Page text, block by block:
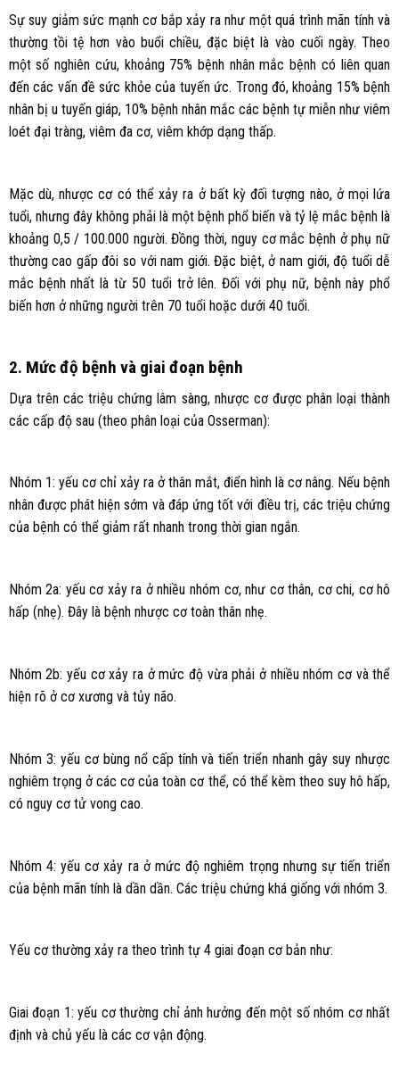
Sự suy giảm sức mạnh cơ bắp xảy ra như một quá trình mãn tính và
thường tồi tệ hơn vào buổi chiều, đặc biệt là vào cuối ngày. Theo
một số nghiên cứu, khoảng 75% bệnh nhân mắc bệnh có liên quan
đến các vấn đề sức khỏe của tuyến ức. Trong đó, khoảng 15% bệnh
nhân bị u tuyến giáp, 10% bệnh nhân mắc các bệnh tự miễn như viêm
loét đại tràng, viêm đa cơ, viêm khớp dạng thấp.
Mặc dù, nhược cơ có thể xảy ra ở bất kỳ đối tượng nào, ở mọi lứa
tuổi, nhưng đây không phải là một bệnh phổ biến và tỷ lệ mắc bệnh là
khoảng 0,5 / 100.000 người. Đồng thời, nguy cơ mắc bệnh ở phụ nữ
thường cao gấp đôi so với nam giới. Đặc biệt, ở nam giới, độ tuổi dễ
mắc bệnh nhất là từ 50 tuổi trở lên. Đối với phụ nữ, bệnh này phổ
biến hơn ở những người trên 70 tuổi hoặc dưới 40 tuổi.
2. Mức độ bệnh và giai đoạn bệnh
Dựa trên các triệu chứng lâm sàng, nhược cơ được phân loại thành
các cấp độ sau (theo phân loại của Osserman):
Nhóm 1: yếu cơ chỉ xảy ra ở thân mắt, điển hình là cơ nâng. Nếu bệnh
nhân được phát hiện sớm và đáp ứng tốt với điều trị, các triệu chứng
của bệnh có thể giảm rất nhanh trong thời gian ngắn.
Nhóm 2a: yếu cơ xảy ra ở nhiều nhóm cơ, như cơ thân, cơ chi, cơ hô
hấp (nhẹ). Đây là bệnh nhược cơ toàn thân nhẹ.
Nhóm 2b: yếu cơ xảy ra ở mức độ vừa phải ở nhiều nhóm cơ và thể
hiện rõ ở cơ xương và tủy não.
Nhóm 3: yếu cơ bùng nổ cấp tính và tiến triển nhanh gây suy nhược
nghiêm trọng ở các cơ của toàn cơ thể, có thể kèm theo suy hô hấp,
có nguy cơ tử vong cao.
Nhóm 4: yếu cơ xảy ra ở mức độ nghiêm trọng nhưng sự tiến triển
của bệnh mãn tính là dần dần. Các triệu chứng khá giống với nhóm 3.
Yếu cơ thường xảy ra theo trình tự 4 giai đoạn cơ bản như:
Giai đoạn 1: yếu cơ thường chỉ ảnh hưởng đến một số nhóm cơ nhất
định và chủ yếu là các cơ vận động.